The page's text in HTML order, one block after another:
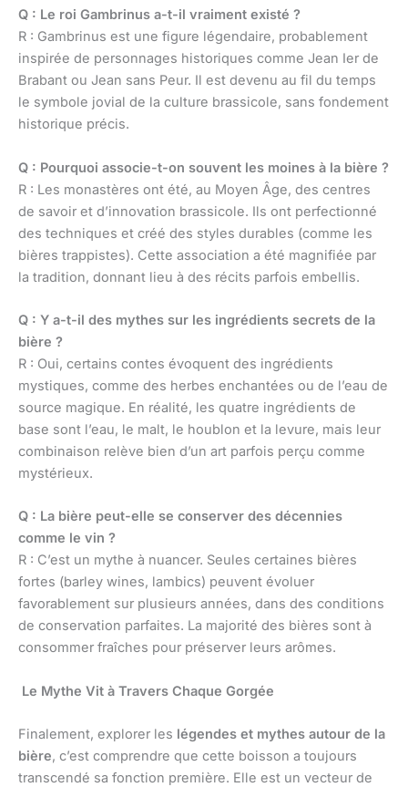
Q : Le roi Gambrinus a-t-il vraiment existé ?
R : Gambrinus est une figure légendaire, probablement
inspirée de personnages historiques comme Jean Ier de
Brabant ou Jean sans Peur. Il est devenu au fil du temps
le symbole jovial de la culture brassicole, sans fondement
historique précis.
Q : Pourquoi associe-t-on souvent les moines à la bière ?
R : Les monastères ont été, au Moyen Âge, des centres
de savoir et d’innovation brassicole. Ils ont perfectionné
des techniques et créé des styles durables (comme les
bières trappistes). Cette association a été magnifiée par
la tradition, donnant lieu à des récits parfois embellis.
Q : Y a-t-il des mythes sur les ingrédients secrets de la
bière ?
R : Oui, certains contes évoquent des ingrédients
mystiques, comme des herbes enchantées ou de l’eau de
source magique. En réalité, les quatre ingrédients de
base sont l’eau, le malt, le houblon et la levure, mais leur
combinaison relève bien d’un art parfois perçu comme
mystérieux.
Q : La bière peut-elle se conserver des décennies
comme le vin ?
R : C’est un mythe à nuancer. Seules certaines bières
fortes (barley wines, lambics) peuvent évoluer
favorablement sur plusieurs années, dans des conditions
de conservation parfaites. La majorité des bières sont à
consommer fraîches pour préserver leurs arômes.
Le Mythe Vit à Travers Chaque Gorgée
Finalement, explorer les légendes et mythes autour de la
bière, c’est comprendre que cette boisson a toujours
transcendé sa fonction première. Elle est un vecteur de